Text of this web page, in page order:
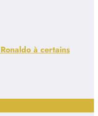
à certains